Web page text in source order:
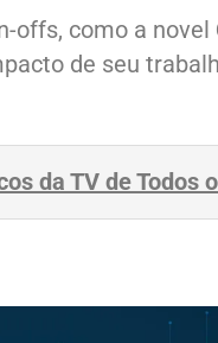
offs, como a novel
de seu
da TV de Todos